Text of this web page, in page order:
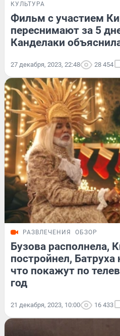
КУЛЬТУРА
Фильм с участием
переснимают за 5
Канделаки
27 декабря, 2023, 22:48 28 454
РАЗВЛЕЧЕНИЯ ОБЗОР
Бузова располнела,
постройнел, Батруха
что покажут по
год
21 декабря, 2023, 10:00 16 433